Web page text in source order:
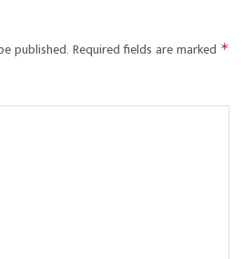
published. Required fields are marked *